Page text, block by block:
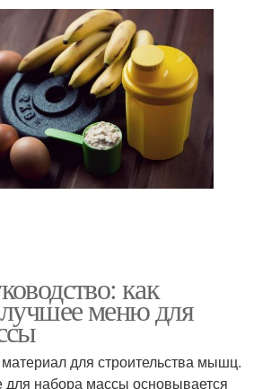
как
лучшее меню для
для строительства мышц.
для набора массы основывается